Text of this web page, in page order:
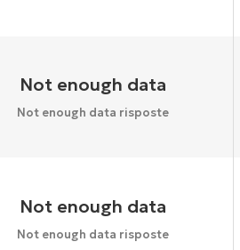
Not enough data
Not enough data risposte
Not enough data
Not enough data risposte